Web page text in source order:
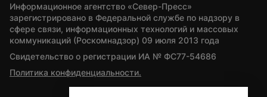
Информационное агентство «Север-Пресс»
зарегистрировано в Федеральной службе по надзору в
сфере связи, информационных технологий и массовых
коммуникаций (Роскомнадзор) 09 июля 2013 года
Свидетельство о регистрации ИА № ФС77-54686
Политика конфиденциальности.